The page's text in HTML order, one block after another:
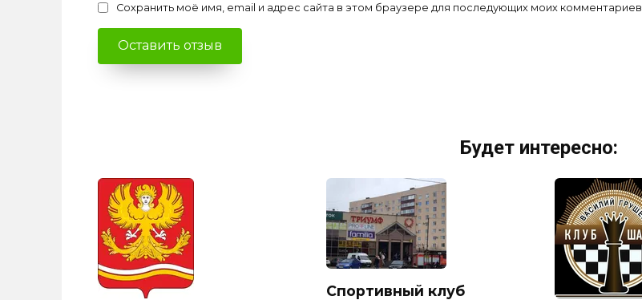
Сохранить моё имя, email и адрес сайта в этом браузере для последующих моих комментариев.
Будет интересно:
Спортивный клуб